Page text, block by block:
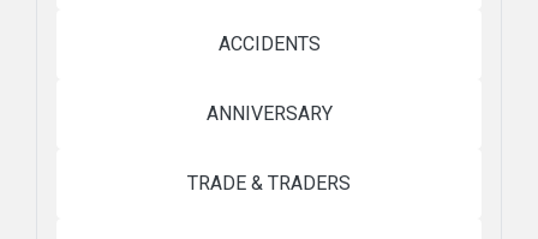
ACCIDENTS
ANNIVERSARY
TRADE & TRADERS